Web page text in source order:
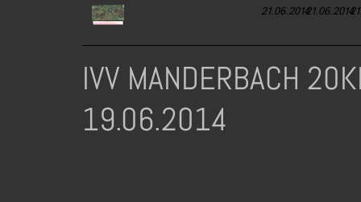
IVV MANDERBACH
19.06.2014